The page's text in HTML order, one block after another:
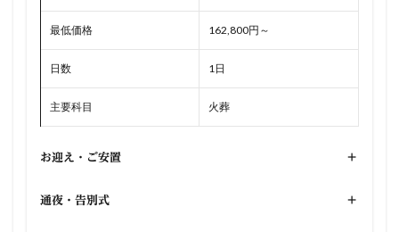
最低価格 162,800円～
日数 1日
主要科目 火葬
お迎え・ご安置 +
通夜・告別式 +